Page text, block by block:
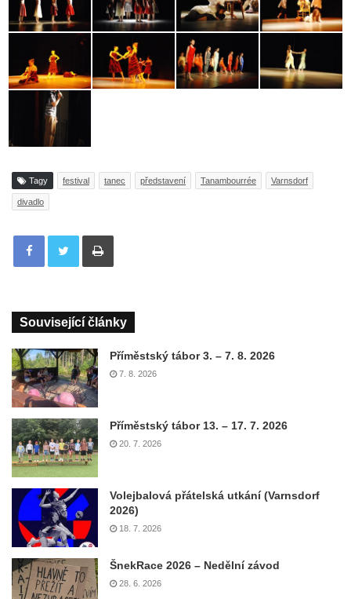
Tagy festival tanec představení Tanambourrée Varnsdorf
divadlo
Tisknout
Související články
Příměstský tábor 3. – 7. 8. 2026
7. 8. 2026
Příměstský tábor 13. – 17. 7. 2026
20. 7. 2026
Volejbalová přátelská utkání (Varnsdorf
2026)
18. 7. 2026
ŠnekRace 2026 – Nedělní závod
28. 6. 2026